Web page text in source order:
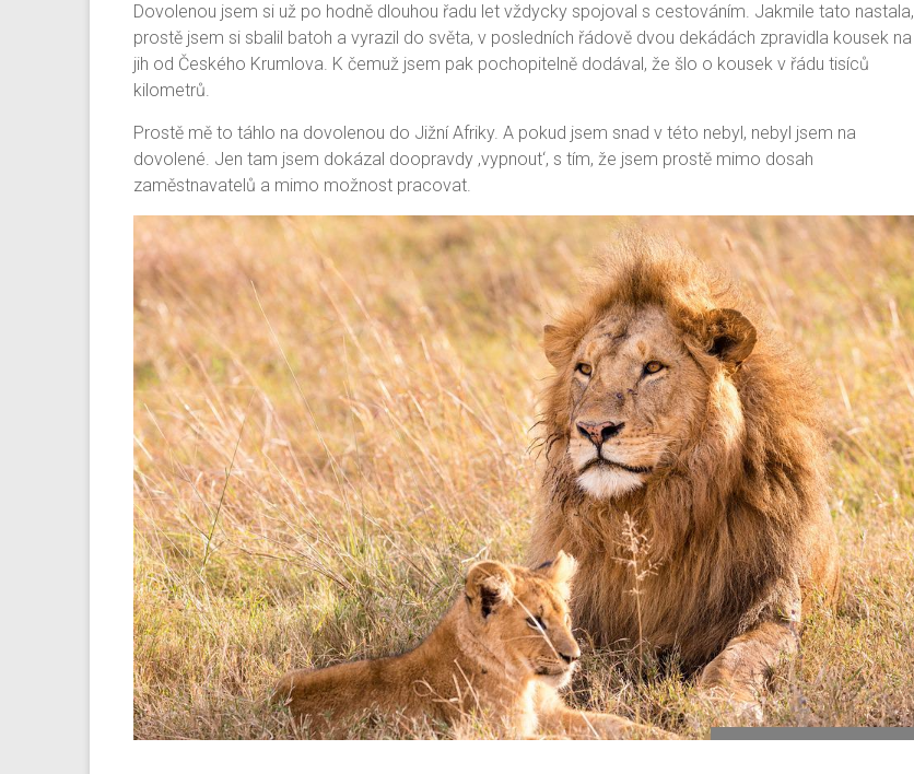
Dovolenou jsem si už po hodně dlouhou řadu let vždycky spojoval s cestováním. Jakmile tato nastala,
prostě jsem si sbalil batoh a vyrazil do světa, v posledních řádově dvou dekádách zpravidla kousek na
jih od Českého Krumlova. K čemuž jsem pak pochopitelně dodával, že šlo o kousek v řádu tisíců
kilometrů.
Prostě mě to táhlo na dovolenou do Jižní Afriky. A pokud jsem snad v této nebyl, nebyl jsem na
dovolené. Jen tam jsem dokázal doopravdy ‚vypnout‘, s tím, že jsem prostě mimo dosah
zaměstnavatelů a mimo možnost pracovat.